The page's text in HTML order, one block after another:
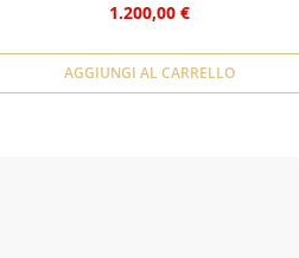
1.200,00 €
AGGIUNGI AL CARRELLO